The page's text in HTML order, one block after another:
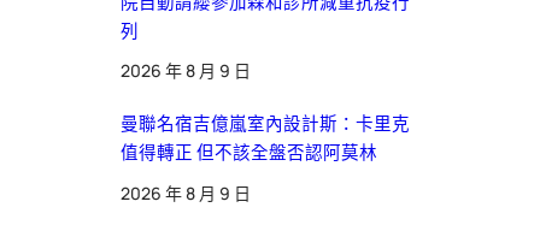
列
2026 年 8 月 9 日
曼聯名宿吉億嵐室內設計斯：卡里克
值得轉正 但不該全盤否認阿莫林
2026 年 8 月 9 日